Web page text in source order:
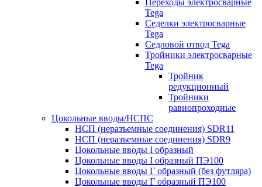
Переходы электросварные
Tega
Седелки электросварные
Tega
Седловой отвод Tega
Тройники электросварные
Tega
Тройник
редукционный
Тройники
равнопроходные
Цокольные вводы/НСПС
НСП (неразъемные соединения) SDR11
НСП (неразъемные соединения) SDR9
Цокольные вводы I образный
Цокольные вводы I образный ПЭ100
Цокольные вводы Г образный (без футляра)
Цокольные вводы Г образный ПЭ100